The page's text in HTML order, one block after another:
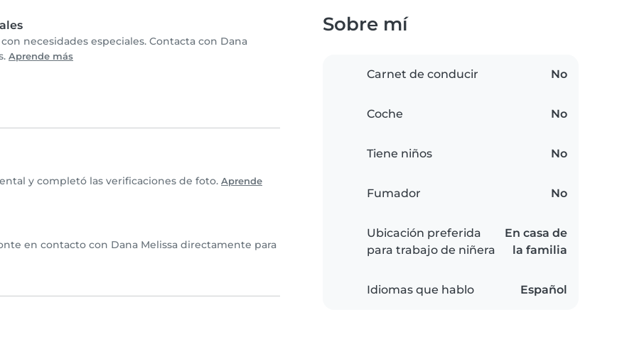
necesidades especiales. Contacta con Dana
Aprende más
y completó las verificaciones de foto. Aprende
en contacto con Dana Melissa directamente para
Sobre mí
Carnet de conducir No
Coche No
Tiene niños No
Fumador No
Ubicación preferida
para trabajo de niñera
En casa de
la familia
Idiomas que hablo Español